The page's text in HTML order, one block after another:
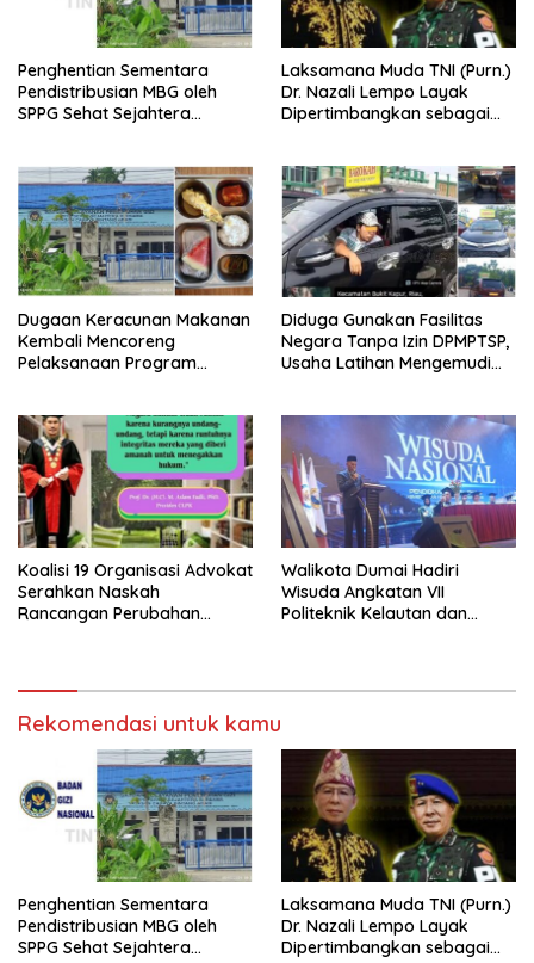
Penghentian Sementara
Pendistribusian MBG oleh
SPPG Sehat Sejahtera
Laksamana Muda TNI (Purn.)
Dr. Nazali Lempo Layak
Dipertimbangkan sebagai
Berkompromi terhadap
Penegakan Hukum
Dugaan Keracunan Makanan
Kembali Mencoreng
Pelaksanaan Program
Bersama Kota Dumai
Diduga Gunakan Fasilitas
Negara Tanpa Izin DPMPTSP,
Usaha Latihan Mengemudi
Koalisi 19 Organisasi Advokat
Serahkan Naskah
Rancangan Perubahan
Walikota Dumai Hadiri
Wisuda Angkatan VII
Politeknik Kelautan dan
Rekomendasi untuk kamu
Penghentian Sementara
Pendistribusian MBG oleh
SPPG Sehat Sejahtera
Laksamana Muda TNI (Purn.)
Dr. Nazali Lempo Layak
Dipertimbangkan sebagai